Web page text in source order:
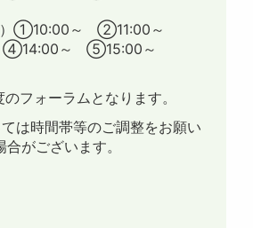
）①10:00～ ②11:00～
～ ⑤15:00～
フォーラムとなります。
は時間帯等のご調整をお願い
がございます。